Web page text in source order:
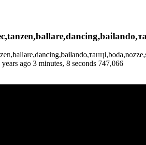
ago 3 minutes, 8 seconds 747,066